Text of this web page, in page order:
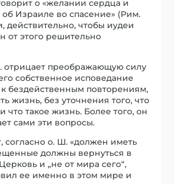
о «желании сердца и
об Израиле во спасение» (Рим.
действительно, чтобы иудеи
от этого решительно
отрицает преображающую силу
собственное исповедание
бездейственным повторениям,
жизнь, без уточнения того, что
что такое жизнь. Более того, он
сами эти вопросы.
согласно о. Ш. «должен иметь
должны вернуться в
и „не от мира сего“,
ее именно в этом мире и